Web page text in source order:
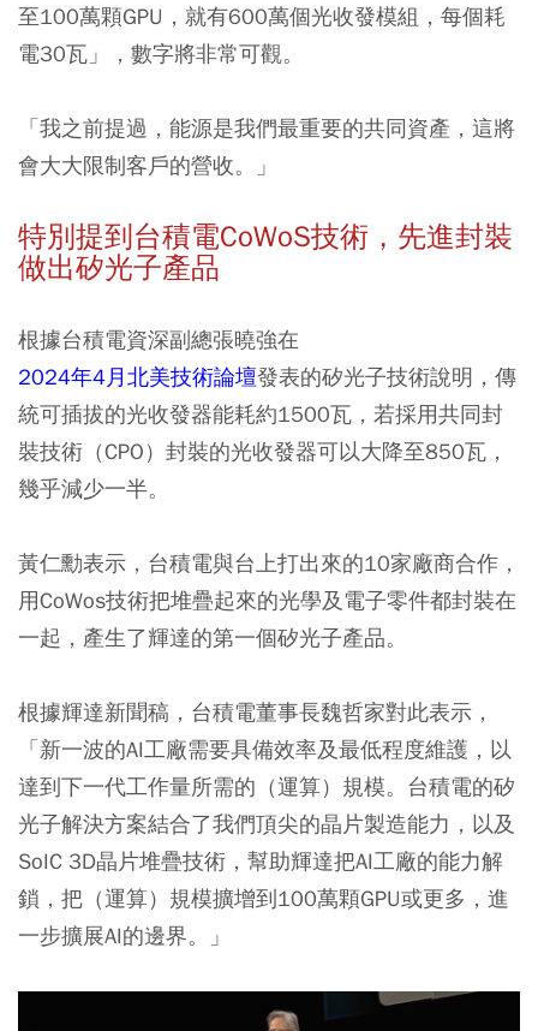
至100萬顆GPU，就有600萬個光收發模組，每個耗
電30瓦」，數字將非常可觀。
「我之前提過，能源是我們最重要的共同資產，這將
會大大限制客戶的營收。」
特別提到台積電CoWoS技術，先進封裝
做出矽光子產品
根據台積電資深副總張曉強在
2024年4月北美技術論壇發表的矽光子技術說明，傳
統可插拔的光收發器能耗約1500瓦，若採用共同封
裝技術（CPO）封裝的光收發器可以大降至850瓦，
幾乎減少一半。
黃仁勳表示，台積電與台上打出來的10家廠商合作，
用CoWos技術把堆疊起來的光學及電子零件都封裝在
一起，產生了輝達的第一個矽光子產品。
根據輝達新聞稿，台積電董事長魏哲家對此表示，
「新一波的AI工廠需要具備效率及最低程度維護，以
達到下一代工作量所需的（運算）規模。台積電的矽
光子解決方案結合了我們頂尖的晶片製造能力，以及
SoIC 3D晶片堆疊技術，幫助輝達把AI工廠的能力解
鎖，把（運算）規模擴增到100萬顆GPU或更多，進
一步擴展AI的邊界。」